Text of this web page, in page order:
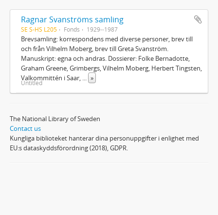
Ragnar Svanströms samling
SE S-HS L205 Fonds 1929--1987
Brevsamling: korrespondens med diverse personer, brev till
och från Vilhelm Moberg, brev till Greta Svanström.
Manuskript: egna och andras. Dossierer: Folke Bernadotte,
Graham Greene, Grimbergs, Vilhelm Moberg, Herbert Tingsten,
Valkommittén i Saar,
»
Untitled
The National Library of Sweden
Contact us
Kungliga biblioteket hanterar dina personuppgifter i enlighet med
EU:s dataskyddsförordning (2018), GDPR.